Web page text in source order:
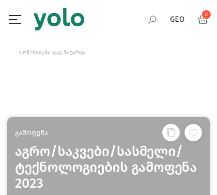
GEO
0
ᲦᲝᲜᲘᲡᲫᲘᲔᲑᲐ ᲣᲙᲕᲔ ᲩᲐᲢᲐᲠᲓᲐ
გამოფენა
აგრო/საკვები/სასმელი/
ტექნოლოგიების გამოფენა
2023